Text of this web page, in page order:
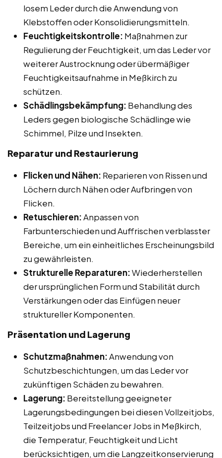
losem Leder durch die Anwendung von
Klebstoffen oder Konsolidierungsmitteln.
Feuchtigkeitskontrolle: Maßnahmen zur
Regulierung der Feuchtigkeit, um das Leder vor
weiterer Austrocknung oder übermäßiger
Feuchtigkeitsaufnahme in Meßkirch zu
schützen.
Schädlingsbekämpfung: Behandlung des
Leders gegen biologische Schädlinge wie
Schimmel, Pilze und Insekten.
Reparatur und Restaurierung
Flicken und Nähen: Reparieren von Rissen und
Löchern durch Nähen oder Aufbringen von
Flicken.
Retuschieren:Anpassen von
Farbunterschieden und Auffrischen verblasster
Bereiche, um ein einheitliches Erscheinungsbild
zu gewährleisten.
Strukturelle Reparaturen:Wiederherstellen
der ursprünglichen Form und Stabilität durch
Verstärkungen oder das Einfügen neuer
struktureller Komponenten.
Präsentation und Lagerung
Schutzmaßnahmen:Anwendung von
Schutzbeschichtungen, um das Leder vor
zukünftigen Schäden zu bewahren.
Lagerung: Bereitstellung geeigneter
Lagerungsbedingungen bei diesen Vollzeitjobs,
Teilzeitjobs und Freelancer Jobs in Meßkirch,
die Temperatur, Feuchtigkeit und Licht
berücksichtigen, um die Langzeitkonservierung